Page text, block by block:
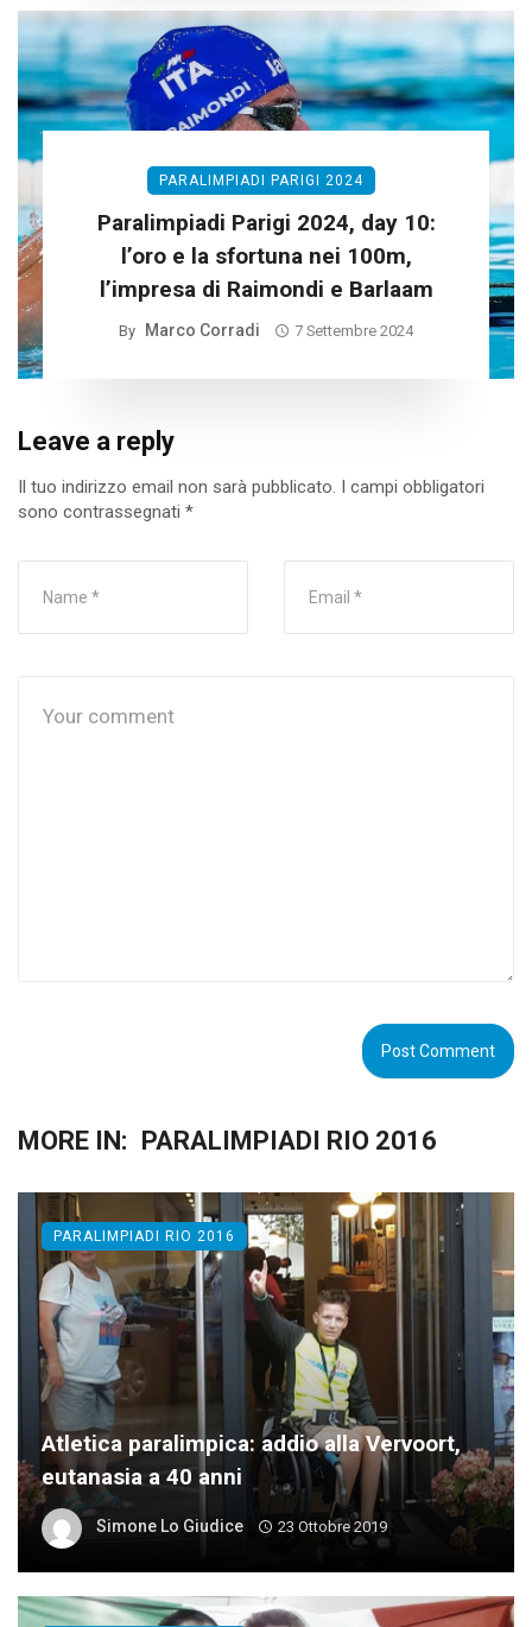
PARALIMPIADI PARIGI 2024
Paralimpiadi Parigi 2024, day 10:
l’oro e la sfortuna nei 100m,
l’impresa di Raimondi e Barlaam
By Marco Corradi 7 Settembre 2024
Leave a reply
Il tuo indirizzo email non sarà pubblicato. I campi obbligatori
sono contrassegnati *
MORE IN: PARALIMPIADI RIO 2016
Atletica paralimpica: addio alla Vervoort,
eutanasia a 40 anni
Simone Lo Giudice 23 Ottobre 2019
PARALIMPIADI RIO 2016